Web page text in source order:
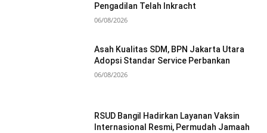
Pengadilan Telah Inkracht
06/08/2026
Asah Kualitas SDM, BPN Jakarta Utara
Adopsi Standar Service Perbankan
06/08/2026
RSUD Bangil Hadirkan Layanan Vaksin
Internasional Resmi, Permudah Jamaah